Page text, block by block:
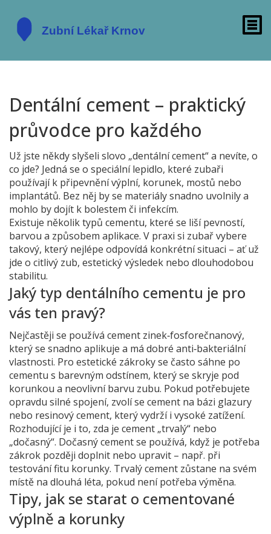
Dentální cement – praktický
průvodce pro každého
Už jste někdy slyšeli slovo „dentální cement“ a nevíte, o
co jde? Jedná se o speciální lepidlo, které zubaři
používají k připevnění výplní, korunek, mostů nebo
implantátů. Bez něj by se materiály snadno uvolnily a
mohlo by dojít k bolestem či infekcím.
Existuje několik typů cementu, které se liší pevností,
barvou a způsobem aplikace. V praxi si zubař vybere
takový, který nejlépe odpovídá konkrétní situaci – ať už
jde o citlivý zub, estetický výsledek nebo dlouhodobou
stabilitu.
Jaký typ dentálního cementu je pro
vás ten pravý?
Nejčastěji se používá cement zinek‑fosforečnanový,
který se snadno aplikuje a má dobré anti‑bakteriální
vlastnosti. Pro estetické zákroky se často sáhne po
cementu s barevným odstínem, který se skryje pod
korunkou a neovlivní barvu zubu. Pokud potřebujete
opravdu silné spojení, zvolí se cement na bázi glazury
nebo resinový cement, který vydrží i vysoké zatížení.
Rozhodující je i to, zda je cement „trvalý“ nebo
„dočasný“. Dočasný cement se používá, když je potřeba
zákrok později doplnit nebo upravit – např. při
testování fitu korunky. Trvalý cement zůstane na svém
místě na dlouhá léta, pokud není potřeba výměna.
Tipy, jak se starat o cementované
výplně a korunky